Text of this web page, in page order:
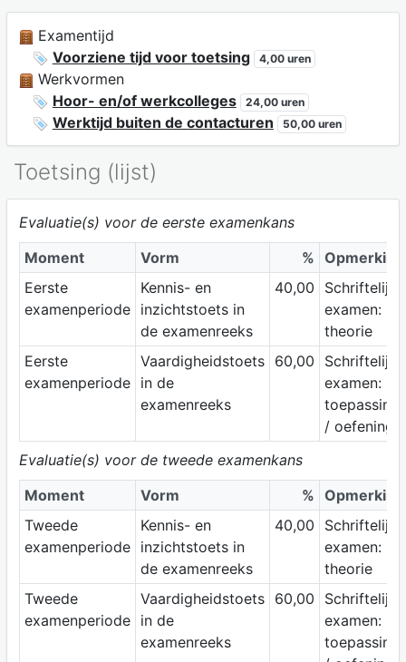
Examentijd
Voorziene tijd voor toetsing
4,00 uren
Werkvormen
Hoor- en/of werkcolleges
24,00 uren
Werktijd buiten de contacturen 50,00 uren
Toetsing (lijst)
Evaluatie(s) voor de eerste examenkans
Moment
Vorm % Opmerking
Eerste
examenperiode
Kennis- en
inzichtstoets in
de examenreeks
40,00
Schriftelijk
examen:
theorie
Eerste
examenperiode
Vaardigheidstoets
in de
examenreeks
60,00
Schriftelijk
examen:
/
Evaluatie(s) voor de tweede examenkans
Moment
Vorm % Opmerking
Tweede
examenperiode
Kennis- en
inzichtstoets in
de examenreeks
40,00
Schriftelijk
examen:
theorie
Tweede
examenperiode
Vaardigheidstoets
in de
examenreeks
60,00
Schriftelijk
examen: